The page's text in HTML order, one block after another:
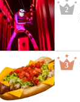
2
3